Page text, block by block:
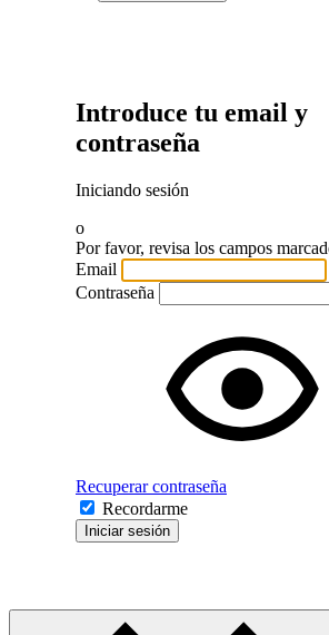
Introduce tu email y
contraseña
Iniciando sesión
o
Por favor, revisa los campos
Email
Contraseña
Recuperar contraseña
Recordarme
Iniciar sesión